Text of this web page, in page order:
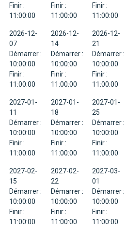
Finir :
11:00:00
Finir :
11:00:00
Finir :
11:00:00
2026-12-
07
Démarrer :
10:00:00
Finir :
11:00:00
2026-12-
14
Démarrer :
10:00:00
Finir :
11:00:00
2026-12-
21
Démarrer :
10:00:00
Finir :
11:00:00
2027-01-
11
Démarrer :
10:00:00
Finir :
11:00:00
2027-01-
18
Démarrer :
10:00:00
Finir :
11:00:00
2027-01-
25
Démarrer :
10:00:00
Finir :
11:00:00
2027-02-
15
Démarrer :
10:00:00
Finir :
11:00:00
2027-02-
22
Démarrer :
10:00:00
Finir :
11:00:00
2027-03-
01
Démarrer :
10:00:00
Finir :
11:00:00